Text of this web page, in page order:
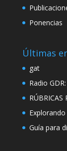
Ponencias
Últimas
gat
Radio
RÚBRICAS
Guía para